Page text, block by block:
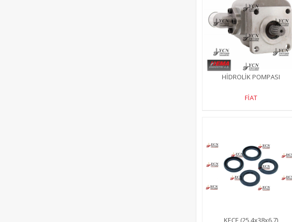
HİDROLİK POMPASI
FİAT
KEÇE (25.4x38x6.7)